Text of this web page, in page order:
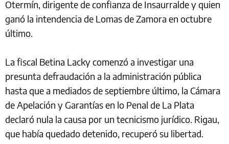
Otermín, dirigente de confianza de Insaurralde y quien
ganó la intendencia de Lomas de Zamora en octubre
último.
La fiscal Betina Lacky comenzó a investigar una
presunta defraudación a la administración pública
hasta que a mediados de septiembre último, la Cámara
de Apelación y Garantías en lo Penal de La Plata
declaró nula la causa por un tecnicismo jurídico. Rigau,
que había quedado detenido, recuperó su libertad.